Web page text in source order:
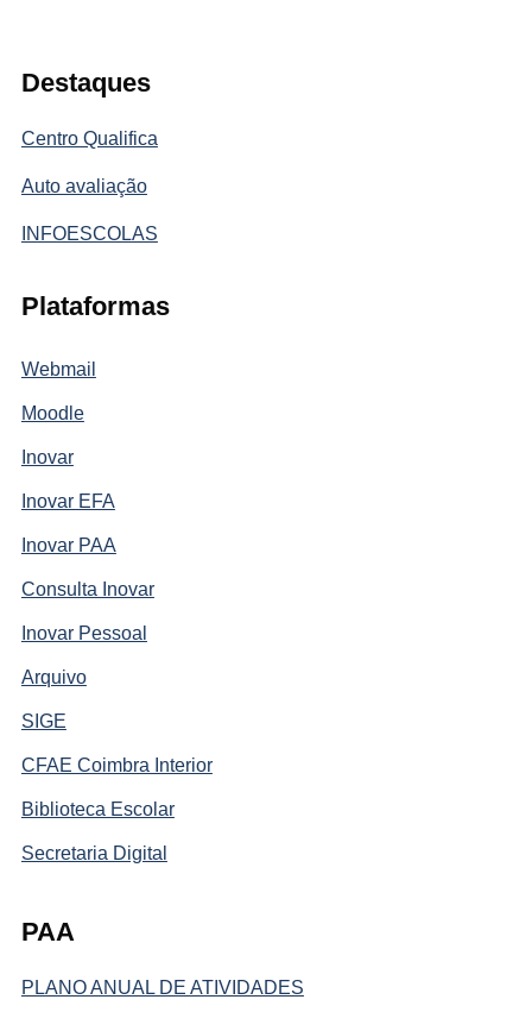
Destaques
Centro Qualifica
Auto avaliação
INFOESCOLAS
Plataformas
Webmail
Moodle
Inovar
Inovar EFA
Inovar PAA
Consulta Inovar
Inovar Pessoal
Arquivo
SIGE
CFAE Coimbra Interior
Biblioteca Escolar
Secretaria Digital
PAA
PLANO ANUAL DE ATIVIDADES